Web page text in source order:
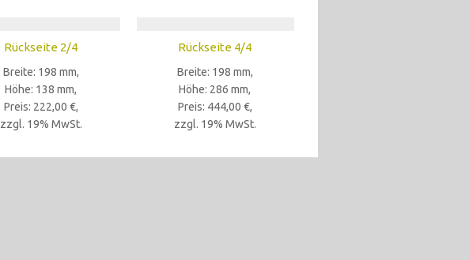
Rückseite 2/4
Breite: 198 mm,
Höhe: 138 mm,
Preis: 222,00 €,
zzgl. 19% MwSt.
Rückseite 4/4
Breite: 198 mm,
Höhe: 286 mm,
Preis: 444,00 €,
zzgl. 19% MwSt.